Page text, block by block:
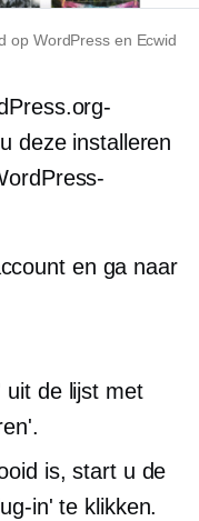
op WordPress en Ecwid
deze installeren
en ga naar
uit de lijst met
is, start u de
in' te klikken.